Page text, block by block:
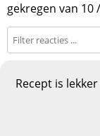
gekregen van 10/
Recept is